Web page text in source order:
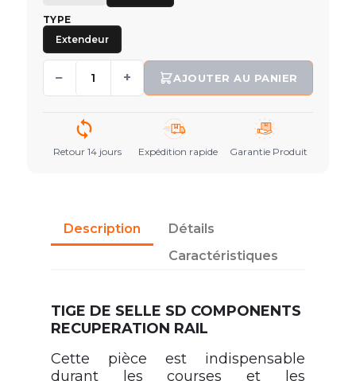
TYPE
Extendeur
− + AJOUTER AU PANIER
Retour 14 jours Expédition rapide Garantie Produit
Description
Détails
Caractéristiques
TIGE DE SELLE SD COMPONENTS
RECUPERATION RAIL
Cette pièce est indispensable
durant les courses et les